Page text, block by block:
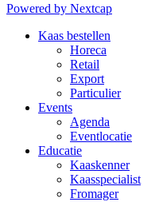
Powered by Nextcap
Kaas bestellen
Horeca
Retail
Export
Particulier
Events
Agenda
Eventlocatie
Educatie
Kaaskenner
Kaasspecialist
Fromager